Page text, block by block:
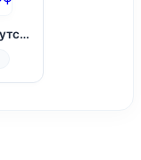
ООО "Проф-Аутстафф"